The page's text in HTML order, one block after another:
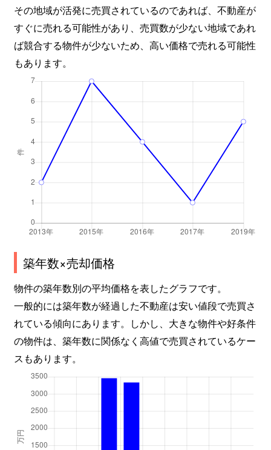
その地域が活発に売買されているのであれば、不動産が
すぐに売れる可能性があり、売買数が少ない地域であれ
ば競合する物件が少ないため、高い価格で売れる可能性
もあります。
築年数×売却価格
物件の築年数別の平均価格を表したグラフです。
一般的には築年数が経過した不動産は安い値段で売買さ
れている傾向にあります。しかし、大きな物件や好条件
の物件は、築年数に関係なく高値で売買されているケー
スもあります。